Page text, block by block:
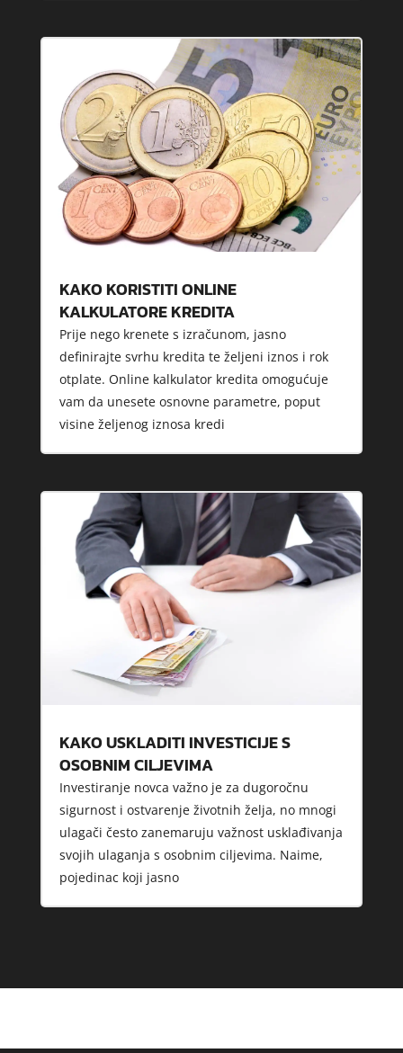
KAKO KORISTITI ONLINE
KALKULATORE KREDITA
Prije nego krenete s izračunom, jasno
definirajte svrhu kredita te željeni iznos i rok
otplate. Online kalkulator kredita omogućuje
vam da unesete osnovne parametre, poput
visine željenog iznosa kredi
KAKO USKLADITI INVESTICIJE S
OSOBNIM CILJEVIMA
Investiranje novca važno je za dugoročnu
sigurnost i ostvarenje životnih želja, no mnogi
ulagači često zanemaruju važnost usklađivanja
svojih ulaganja s osobnim ciljevima. Naime,
pojedinac koji jasno